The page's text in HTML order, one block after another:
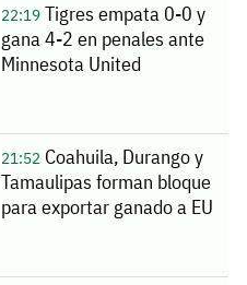
22:19Tigres empata 0-0 y
gana 4-2 en penales ante
Minnesota United
21:52Coahuila, Durango y
Tamaulipas forman bloque
para exportar ganado a EU